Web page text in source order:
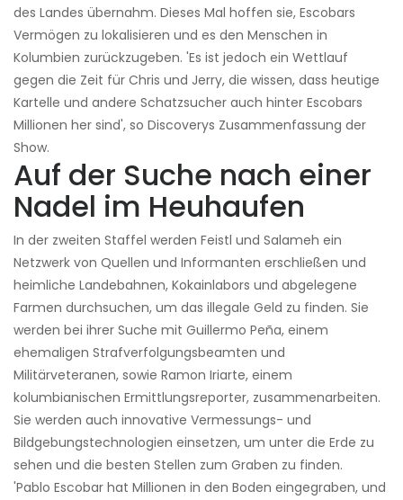
des Landes übernahm. Dieses Mal hoffen sie, Escobars
Vermögen zu lokalisieren und es den Menschen in
Kolumbien zurückzugeben. 'Es ist jedoch ein Wettlauf
gegen die Zeit für Chris und Jerry, die wissen, dass heutige
Kartelle und andere Schatzsucher auch hinter Escobars
Millionen her sind', so Discoverys Zusammenfassung der
Show.
Auf der Suche nach einer
Nadel im Heuhaufen
In der zweiten Staffel werden Feistl und Salameh ein
Netzwerk von Quellen und Informanten erschließen und
heimliche Landebahnen, Kokainlabors und abgelegene
Farmen durchsuchen, um das illegale Geld zu finden. Sie
werden bei ihrer Suche mit Guillermo Peña, einem
ehemaligen Strafverfolgungsbeamten und
Militärveteranen, sowie Ramon Iriarte, einem
kolumbianischen Ermittlungsreporter, zusammenarbeiten.
Sie werden auch innovative Vermessungs- und
Bildgebungstechnologien einsetzen, um unter die Erde zu
sehen und die besten Stellen zum Graben zu finden.
'Pablo Escobar hat Millionen in den Boden eingegraben, und